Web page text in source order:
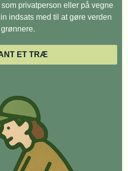
privatperson eller på vegne
indsats med til at gøre verden
grønnere.
ET TRÆ